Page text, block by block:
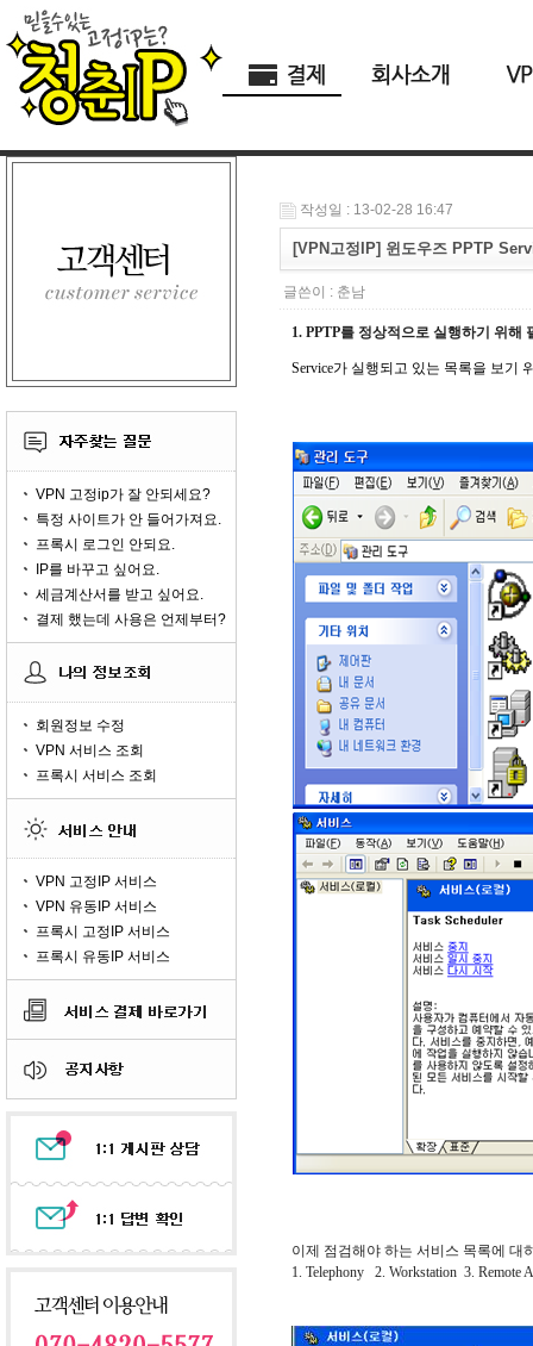
VPN 고정ip가 잘 안되세요?
특정 사이트가 안 들어가져요.
프록시 로그인 안되요.
IP를 바꾸고 싶어요.
세금계산서를 받고 싶어요.
결제 했는데 사용은 언제부터?
회원정보 수정
VPN 서비스 조회
프록시 서비스 조회
VPN 고정IP 서비스
VPN 유동IP 서비스
프록시 고정IP 서비스
프록시 유동IP 서비스
작성일 : 13-02-28 16:47
[VPN고정IP] 윈도우즈 PPTP
글쓴이 : 춘남
1. PPTP를 정상적으로 실행하기 위해
Service가 실행되고 있는 목록을 보기
이제 점검해야 하는 서비스 목록에 대
1. Telephony 2. Workstation 3. Remote